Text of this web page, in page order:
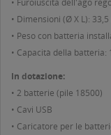
• Furoiuscita dell'ago
• Dimensioni (Ø X L):
• Peso con batteria
• Capacità della batteria:
In dotazione:
• 2 batterie (pile 18500)
• Cavi USB
• Caricatore per le